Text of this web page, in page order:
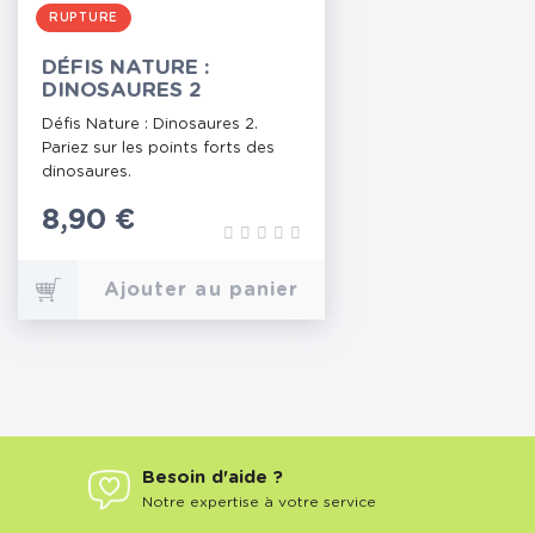
RUPTURE
DÉFIS NATURE :
DINOSAURES 2
Défis Nature : Dinosaures 2.
Pariez sur les points forts des
dinosaures.
Prix
8,90 €
Ajouter au panier
Besoin d'aide ?
Notre expertise à votre service